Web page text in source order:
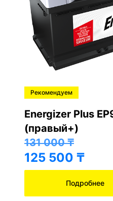
Crona
45 000
39 500